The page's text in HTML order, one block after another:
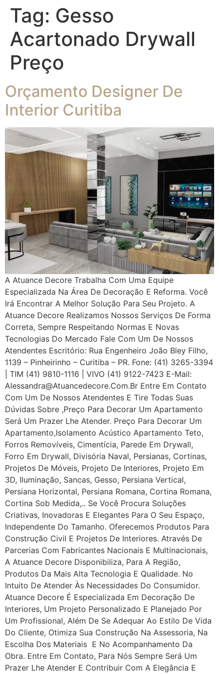
Tag: Gesso
Acartonado Drywall
Preço
Orçamento Designer De
Interior Curitiba
A Atuance Decore Trabalha Com Uma Equipe
Especializada Na Área De Decoração E Reforma. Você
Irá Encontrar A Melhor Solução Para Seu Projeto. A
Atuance Decore Realizamos Nossos Serviços De Forma
Correta, Sempre Respeitando Normas E Novas
Tecnologias Do Mercado Fale Com Um De Nossos
Atendentes Escritório: Rua Engenheiro João Bley Filho,
1139 – Pinheirinho – Curitiba – PR. Fone: (41) 3265-3394
| TIM (41) 9810-1116 | VIVO (41) 9122-7423 E-Mail:
Alessandra@atuancedecore.com.br Entre Em Contato
Com Um De Nossos Atendentes E Tire Todas Suas
Dúvidas Sobre ,Preço Para Decorar Um Apartamento
Será Um Prazer Lhe Atender. Preço Para Decorar Um
Apartamento,Isolamento Acústico Apartamento Teto,
Forros Removíveis, Cimentícia, Parede Em Drywall,
Forro Em Drywall, Divisória Naval, Persianas, Cortinas,
Projetos De Móveis, Projeto De Interiores, Projeto Em
3D, Iluminação, Sancas, Gesso, Persiana Vertical,
Persiana Horizontal, Persiana Romana, Cortina Romana,
Cortina Sob Medida,.. Se Você Procura Soluções
Criativas, Inovadoras E Elegantes Para O Seu Espaço,
Independente Do Tamanho. Oferecemos Produtos Para
Construção Civil E Projetos De Interiores. Através De
Parcerias Com Fabricantes Nacionais E Multinacionais,
A Atuance Decore Disponibiliza, Para A Região,
Produtos Da Mais Alta Tecnologia E Qualidade. No
Intuito De Atender Às Necessidades Do Consumidor.
Atuance Decore É Especializada Em Decoração De
Interiores, Um Projeto Personalizado E Planejado Por
Um Profissional, Além De Se Adequar Ao Estilo De Vida
Do Cliente, Otimiza Sua Construção Na Assessoria, Na
Escolha Dos Materiais E No Acompanhamento Da
Obra. Entre Em Contato, Para Nós Sempre Será Um
Prazer Lhe Atender E Contribuir Com A Elegância E